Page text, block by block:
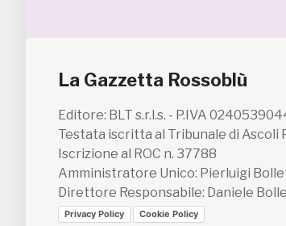
La Gazzetta Rossoblù
Editore: BLT s.r.l.s. - P.IVA
Testata iscritta al Tribunale di Ascoli
Iscrizione al ROC n. 37788
Amministratore Unico: Pierluigi
Direttore Responsabile: Daniele
Privacy Policy Cookie Policy